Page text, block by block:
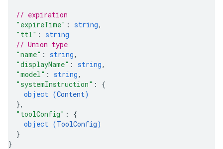
// expiration
"expireTime" : string,
"ttl" : string
// Union type
"name" : string,
"displayName" : string,
"model" : string,
"systemInstruction" : {
object (Content)
},
"toolConfig" : {
object (ToolConfig)
}
}